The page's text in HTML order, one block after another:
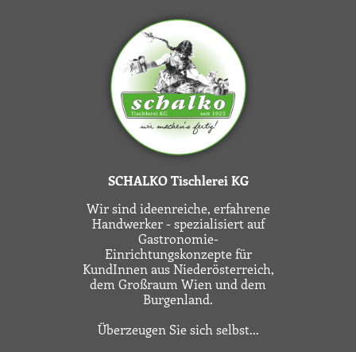
SCHALKO Tischlerei KG
Wir sind ideenreiche, erfahrene
Handwerker - spezialisiert auf
Gastronomie-
Einrichtungskonzepte für
KundInnen aus Niederösterreich,
dem Großraum Wien und dem
Burgenland.
Überzeugen Sie sich selbst...